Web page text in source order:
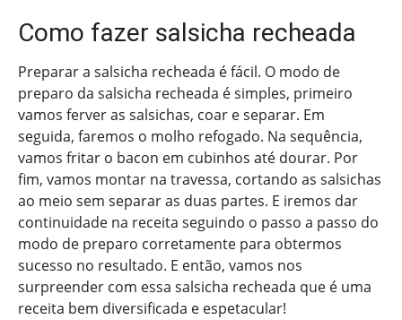
Como fazer salsicha recheada
Preparar a salsicha recheada é fácil. O modo de
preparo da salsicha recheada é simples, primeiro
vamos ferver as salsichas, coar e separar. Em
seguida, faremos o molho refogado. Na sequência,
vamos fritar o bacon em cubinhos até dourar. Por
fim, vamos montar na travessa, cortando as salsichas
ao meio sem separar as duas partes. E iremos dar
continuidade na receita seguindo o passo a passo do
modo de preparo corretamente para obtermos
sucesso no resultado. E então, vamos nos
surpreender com essa salsicha recheada que é uma
receita bem diversificada e espetacular!